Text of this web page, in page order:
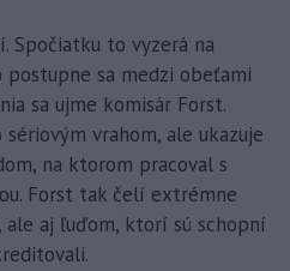
Spočiatku to vyzerá na
postupne sa medzi obeťami
sa ujme komisár Forst.
vrahom, ale ukazuje
na ktorom pracoval s
Forst tak čelí extrémne
ale aj ľuďom, ktorí sú schopní